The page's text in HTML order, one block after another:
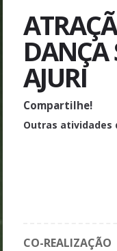
DANÇA
AJURI
Compartilhe!
Outras atividades
CO-REALIZAÇÃO